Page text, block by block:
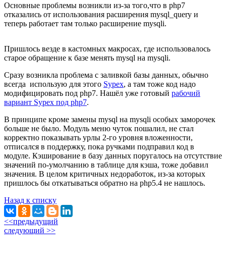
Основные проблемы возникли из-за того,что в php7
отказались от использования расширения mysql_query и
теперь работает там только расширение mysqli.
Пришлось везде в кастомных макросах, где использовалось
старое обращение к базе менять mysql на mysqli.
Сразу возникла проблема с заливкой базы данных, обычно
всегда использую для этого Sypex, а там тоже код надо
модифицировать под php7. Нашёл уже готовый рабочий
вариант Sypex под php7.
В принципе кроме замены mysql на mysqli особых заморочек
больше не было. Модуль меню чуток пошалил, не стал
корректно показывать урлы 2-го уровня вложенности,
отписался в поддержку, пока ручками подправил код в
модуле. Кэширование в базу данных поругалось на отсутствие
значений по-умолчанию в таблице для кэша, тоже добавил
значения. В целом критичных недоработок, из-за которых
пришлось бы откатываться обратно на php5.4 не нашлось.
Назад к списку
<<предыдущий
следующий >>